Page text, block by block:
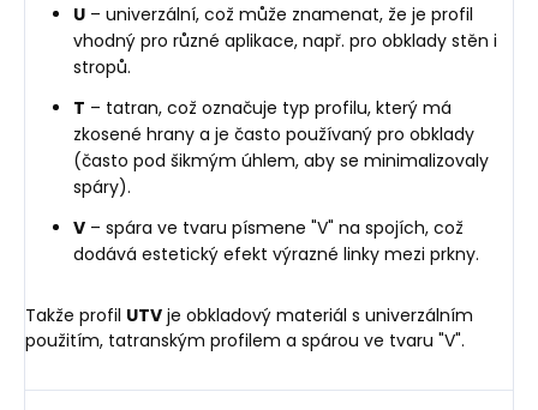
U – univerzální, což může znamenat, že je profil
vhodný pro různé aplikace, např. pro obklady stěn i
stropů.
T – tatran, což označuje typ profilu, který má
zkosené hrany a je často používaný pro obklady
(často pod šikmým úhlem, aby se minimalizovaly
spáry).
V – spára ve tvaru písmene "V" na spojích, což
dodává estetický efekt výrazné linky mezi prkny.
Takže profil UTV je obkladový materiál s univerzálním
použitím, tatranským profilem a spárou ve tvaru "V".